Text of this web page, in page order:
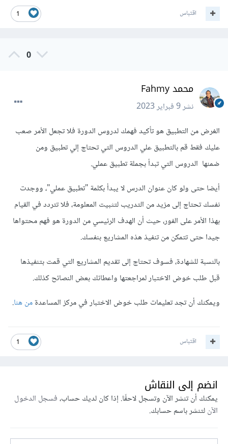
1 اقتباس
0
محمد Fahmy
نشر9 فبراير 2023
الغرض من التطبيق هو تأكيد فهمك لدروس الدورة فلا تجعل الأمر صعب
عليك فقط قم بالتطبيق علي الدروس التي تحتاج إلي تطبيق ومن
ضمنها الدروس التي تبدأ بجملة تطبيق عملي.
أيضا حتى ولو كان عنوان الدرس لا يبدأ بكلمة "تطبيق عملي"، ووجدت
نفسك تحتاج إلى مزيد من التدريب لتثبيت المعلومة، فلا تتردد في القيام
بهذا الأمر على الفور، حيث أن الهدف الرئيسي من الدورة هو فهم محتواها
جيدا حتى تتمكن من تنفيذ هذه المشاريع بنفسك.
بالنسبة للشهادة، فسوف تحتاج إلى تقديم المشاريع التي قمت بتنفيذها
قبل طلب خوض الاختبار لمراجعتها واعطائك بعض النصائح كذلك.
ويمكنك أن تجد تعليمات طلب خوض الاختبار في مركز المساعدةمن هنا.
1 اقتباس
انضم إلى النقاش
يمكنك أن تنشر الآن وتسجل لاحقًا. إذا كان لديك حساب،فسجل الدخول
الآنلتنشر باسم حسابك.